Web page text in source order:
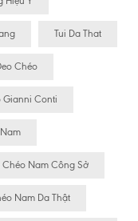
Tui Da That
Chéo
Gianni Conti
Chéo Nam Công Sở
Nam Da Thật